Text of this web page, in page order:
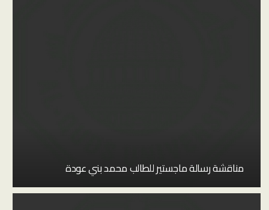
مناقشة رسالة ماجستير للطالب محمد بني عودة